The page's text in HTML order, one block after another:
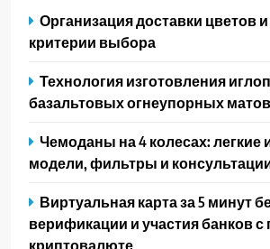
Организация доставки цветов
критерии выбора
Технология изготовления
базальтовых огнеупорных матов
Чемоданы на 4 колесах:
модели, фильтры и
Виртуальная карта за 5 минут
верификации и участия банков
криптовалюте